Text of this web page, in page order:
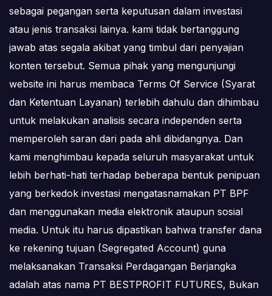
sebagai pegangan serta keputusan dalam investasi
atau jenis transaksi lainya. kami tidak bertanggung
jawab atas segala akibat yang timbul dari penyajian
konten tersebut. Semua pihak yang mengunjungi
website ini harus membaca Terms Of Service (Syarat
dan Ketentuan Layanan) terlebih dahulu dan dihimbau
untuk melakukan analisis secara independen serta
memperoleh saran dari pada ahli dibidangnya. Dan
kami menghimbau kepada seluruh masyarakat untuk
lebih berhati-hati terhadap beberapa bentuk penipuan
yang berkedok investasi mengatasnamakan PT BPF
dan menggunakan media elektronik ataupun sosial
media. Untuk itu harus dipastikan bahwa transfer dana
ke rekening tujuan (Segregated Account) guna
melaksanakan Transaksi Perdagangan Berjangka
adalah atas nama PT BESTPROFIT FUTURES, Bukan